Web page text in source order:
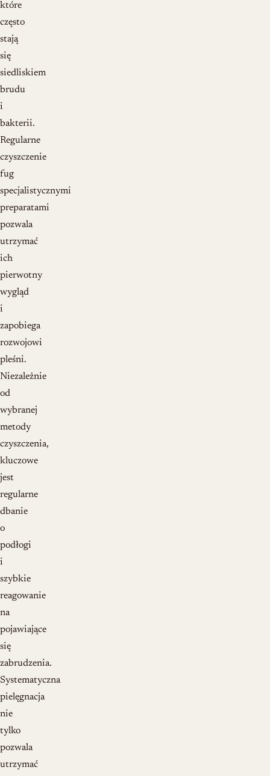
które
często
stają
się
siedliskiem
brudu
i
bakterii.
Regularne
czyszczenie
fug
specjalistycznymi
preparatami
pozwala
utrzymać
ich
pierwotny
wygląd
i
zapobiega
rozwojowi
pleśni.
Niezależnie
od
wybranej
metody
czyszczenia,
kluczowe
jest
regularne
dbanie
o
podłogi
i
szybkie
reagowanie
na
pojawiające
się
zabrudzenia.
Systematyczna
pielęgnacja
nie
tylko
pozwala
utrzymać